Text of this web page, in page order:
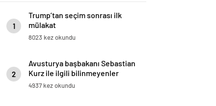
1
Trump’tan seçim sonrası ilk
mülakat
8023 kez okundu
2
Avusturya başbakanı Sebastian
Kurz ile ilgili bilinmeyenler
4937 kez okundu